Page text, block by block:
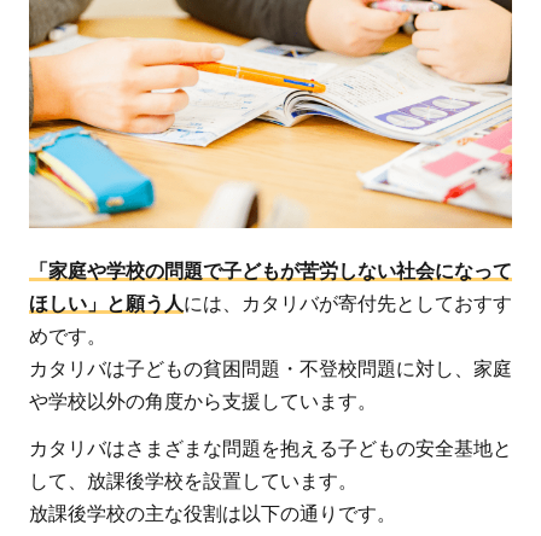
3.2
カタ
リバ
の寄
付金
の使
い道
績
4
まと
め：
カタ
リバ
は、
悩め
「家庭や学校の問題で子どもが苦労しない社会になって
ほしい」と願う人には、カタリバが寄付先としておすす
めです。
カタリバは子どもの貧困問題・不登校問題に対し、家庭
や学校以外の角度から支援しています。
カタリバはさまざまな問題を抱える子どもの安全基地と
して、放課後学校を設置しています。
放課後学校の主な役割は以下の通りです。